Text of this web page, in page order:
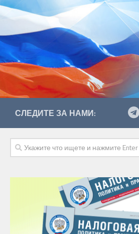
СЛЕДИТЕ ЗА НАМИ: